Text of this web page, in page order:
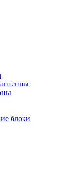
блоки